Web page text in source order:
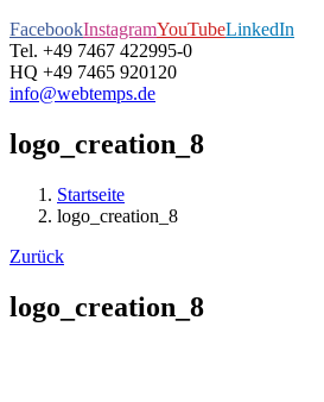
FacebookInstagramYouTubeLinkedIn
Tel. +49 7467 422995-0
HQ +49 7465 920120
info@webtemps.de
logo_creation_8
Startseite
logo_creation_8
Zurück
logo_creation_8